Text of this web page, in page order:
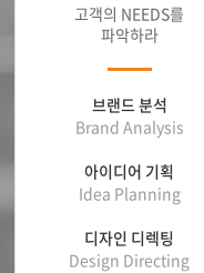
고객의 NEEDS를
파악하라
브랜드 분석
Brand Analysis
아이디어 기획
Idea Planning
디자인 디렉팅
Design Directing